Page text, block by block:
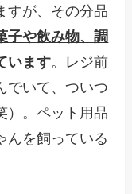
すが、その分品
子や飲み物、調
います。レジ前
でいて、ついつ
）。ペット用品
んを飼っている